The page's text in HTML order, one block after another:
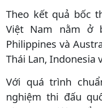
Theo kết quả bốc
Việt Nam nằm ở
Philippines và
Thái Lan, Indonesia
Với quá trình
nghiệm thi đấu